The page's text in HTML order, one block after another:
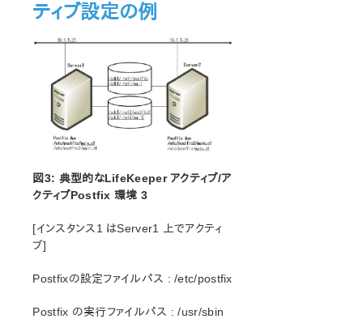
Postfix トラブルシューティング
Quick Service Protection (QSP) Recovery Kit
Samba Recovery Kit 管理ガイド
SAP Recovery Kit 管理ガイド
SAP HANA Recovery Kit 管理ガイド
SAP MaxDB Recovery Kit 管理ガイド
Sybase Recovery Kit 管理ガイド
VMDK as Shared Storage Recovery Kit 管理ガイド
Recovery Kit for EC2パラメーター一覧
MQパラメーター一覧
NFSパラメーター一覧
ティブ設定の例
図3: 典型的なLifeKeeper アクティブ/ア
クティブPostfix 環境 3
[インスタンス1 はServer1 上でアクティ
ブ]
Postfixの設定ファイルパス : /etc/postfix
Postfix の実行ファイルパス : /usr/sbin